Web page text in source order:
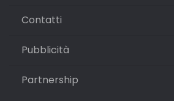
Contatti
Pubblicità
Partnership